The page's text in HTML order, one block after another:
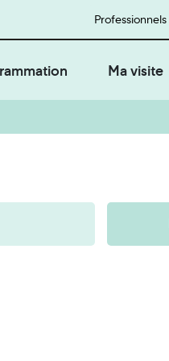
Professionnels
Ma visite